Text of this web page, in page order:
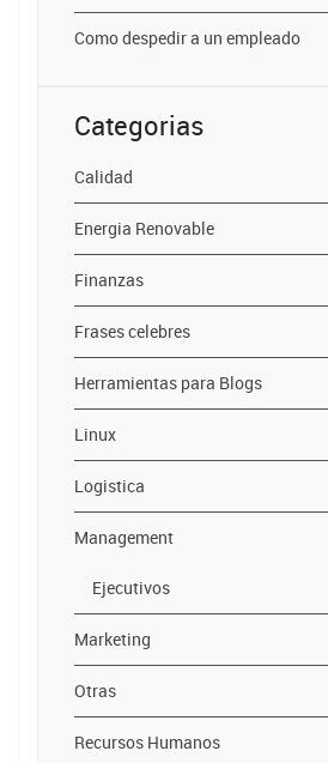
Como despedir a un empleado
Categorias
Calidad
Energia Renovable
Finanzas
Frases celebres
Herramientas para Blogs
Linux
Logistica
Management
Ejecutivos
Marketing
Otras
Recursos Humanos